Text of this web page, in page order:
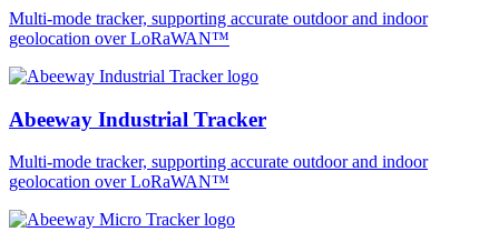
Multi-mode tracker, supporting accurate outdoor and indoor
geolocation over LoRaWAN™
Abeeway Industrial Tracker
Multi-mode tracker, supporting accurate outdoor and indoor
geolocation over LoRaWAN™